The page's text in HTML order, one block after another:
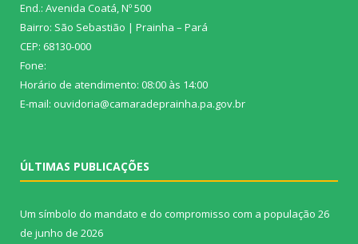
End.: Avenida Coatá, Nº 500
Bairro: São Sebastião | Prainha – Pará
CEP: 68130-000
Fone:
Horário de atendimento: 08:00 às 14:00
E-mail: ouvidoria@camaradeprainha.pa.gov.br
ÚLTIMAS PUBLICAÇÕES
Um símbolo do mandato e do compromisso com a população 26
de junho de 2026